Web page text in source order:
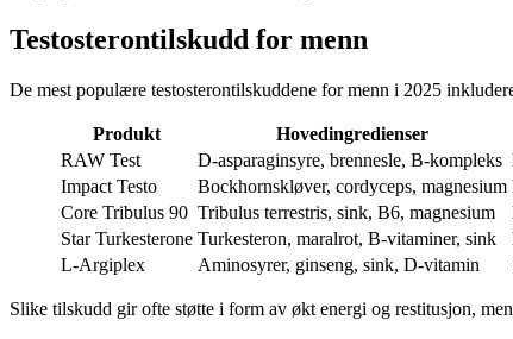
Testosterontilskudd for menn
De mest populære testosterontilskuddene for menn i 2025
Produkt Hovedingredienser
RAW Test
D-asparaginsyre, brennesle, B-kompleks
Impact Testo
Bockhornskløver, cordyceps, magnesium
Core Tribulus 90 Tribulus terrestris, sink, B6, magnesium
Star Turkesterone Turkesteron, maralrot, B-vitaminer, sink
L-Argiplex
Aminosyrer, ginseng, sink, D-vitamin
Slike tilskudd gir ofte støtte i form av økt energi og restitusjon,